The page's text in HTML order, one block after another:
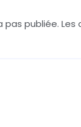
pas publiée. Les